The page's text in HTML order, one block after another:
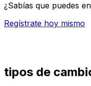
¿Sabías que puedes
Regístrate hoy mismo
tipos de